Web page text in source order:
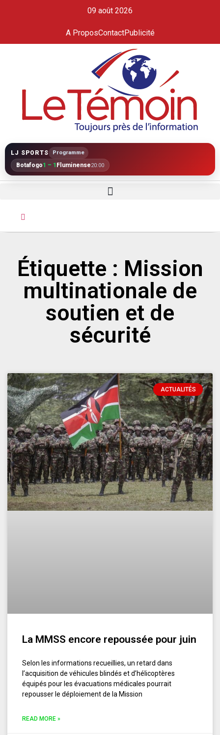
09 août 2026
A ProposContactPublicité
LJ SPORTS Programme
Botafogo1 – 1 Fluminense20:00
Étiquette : Mission
multinationale de
soutien et de
sécurité
ACTUALITÉS
La MMSS encore repoussée pour juin
Selon les informations recueillies, un retard dans
l’acquisition de véhicules blindés et d’hélicoptères
équipés pour les évacuations médicales pourrait
repousser le déploiement de la Mission
READ MORE »